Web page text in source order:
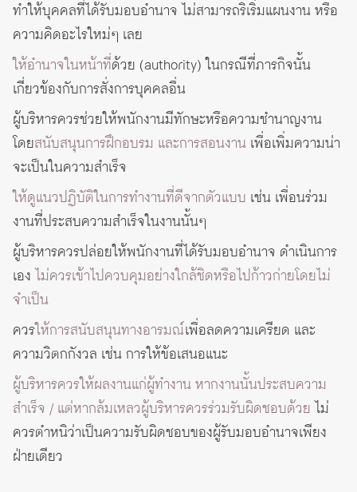
ทำให้บุคคลที่ได้รับมอบอำนาจ ไม่สามารถริเริ่มแผนงาน หรือ
ความคิดอะไรใหม่ๆ เลย
ให้อำนาจในหน้าที่ด้วย (authority) ในกรณีที่ภารกิจนั้น
เกี่ยวข้องกับการสั่งการบุคคลอื่น
ผู้บริหารควรช่วยให้พนักงานมีทักษะหรือความชำนาญงาน
โดยสนับสนุนการฝึกอบรม และการสอนงาน เพื่อเพิ่มความน่า
จะเป็นในความสำเร็จ
ให้ดูแนวปฏิบัติในการทำงานที่ดีจากตัวแบบ เช่น เพื่อนร่วม
งานที่ประสบความสำเร็จในงานนั้นๆ
ผู้บริหารควรปล่อยให้พนักงานที่ได้รับมอบอำนาจ ดำเนินการ
เอง ไม่ควรเข้าไปควบคุมอย่างใกล้ชิดหรือไปก้าวก่ายโดยไม่
จำเป็น
ควรให้การสนับสนุนทางอารมณ์เพื่อลดความเครียด และ
ความวิตกกังวล เช่น การให้ข้อเสนอแนะ
ผู้บริหารควรให้ผลงานแก่ผู้ทำงาน หากงานนั้นประสบความ
สำเร็จ / แต่หากล้มเหลวผู้บริหารควรร่วมรับผิดชอบด้วย ไม่
ควรตำหนิว่าเป็นความรับผิดชอบของผู้รับมอบอำนาจเพียง
ฝ่ายเดียว